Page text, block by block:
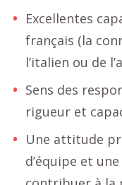
Excellentes
français (la
l’italien ou de
Sens des
rigueur et
Une attitude
d’équipe et